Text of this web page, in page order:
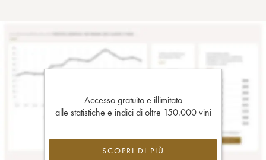
Accesso gratuito e illimitato
alle statistiche e indici di oltre 150.000 vini
SCOPRI DI PIÙ